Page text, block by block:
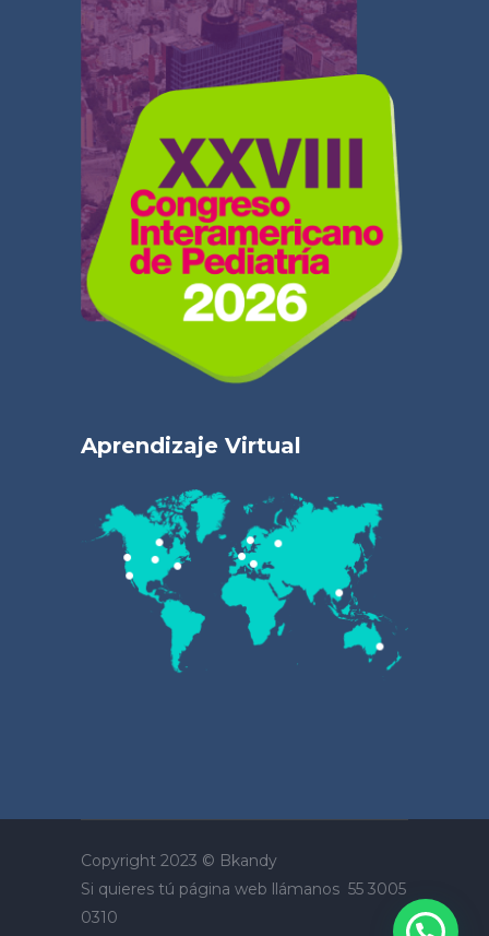
Aprendizaje Virtual
Copyright 2023 © Bkandy
Si quieres tú página web llámanos 55 3005
0310